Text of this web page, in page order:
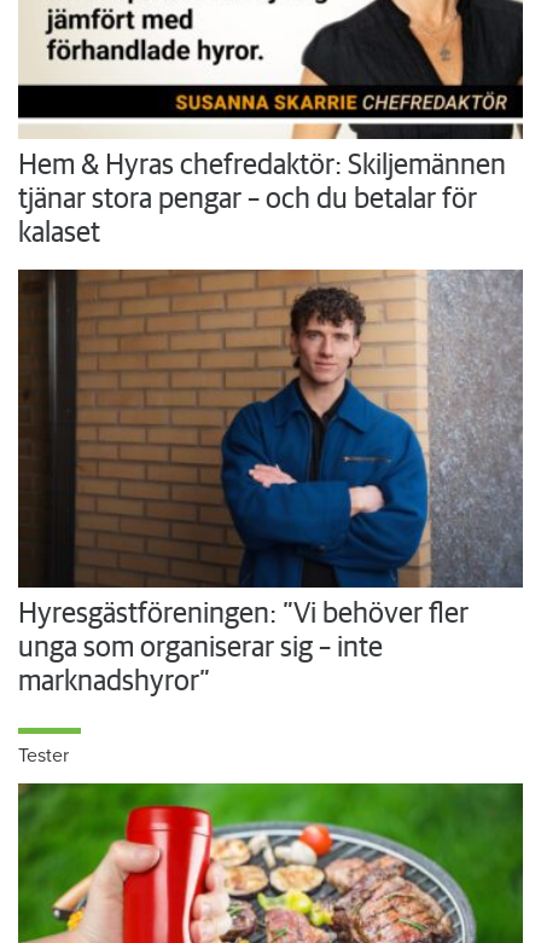
Hem & Hyras chefredaktör: Skiljemännen
tjänar stora pengar – och du betalar för
kalaset
Hyresgästföreningen: ”Vi behöver fler
unga som organiserar sig – inte
marknadshyror”
Tester